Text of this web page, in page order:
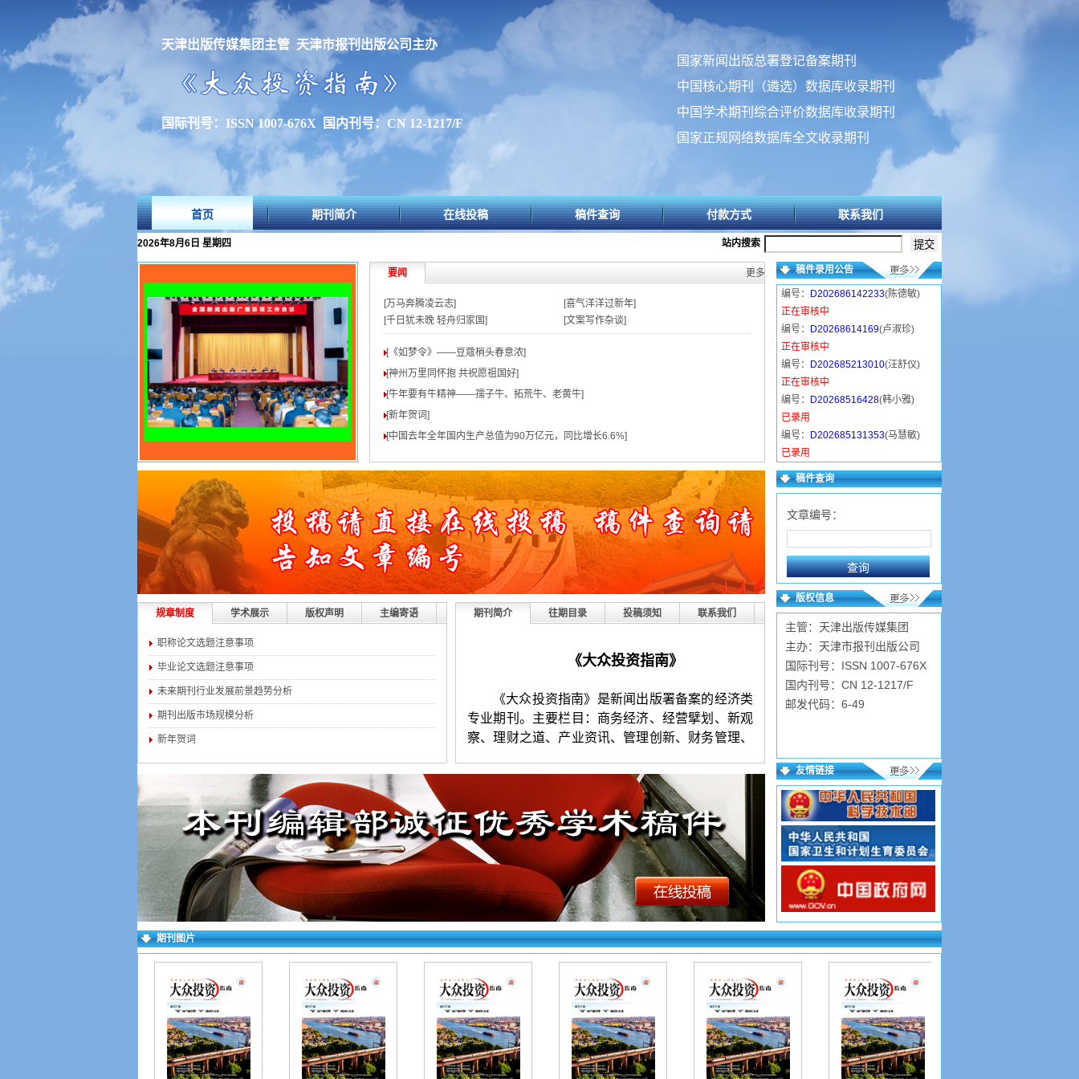
天津出版传媒集团主管 天津市报刊出版公司主办
国际刊号：ISSN 1007-676X 国内刊号：CN 12-1217/F
国家新闻出版总署登记备案期刊
中国核心期刊（遴选）数据库收录期刊
中国学术期刊综合评价数据库收录期刊
国家正规网络数据库全文收录期刊
首页 期刊简介 在线投稿 稿件查询 付款方式 联系我们
2026年8月6日 星期四 站内搜索
要闻 更多>>
[万马奔腾凌云志]
[喜气洋洋过新年]
[千日犹未晚 轻舟归家国]
[文案写作杂谈]
[《如梦令》——豆蔻梢头春意浓]
[神州万里同怀抱 共祝愿祖国好]
[牛年要有牛精神——孺子牛、拓荒牛、老黄牛]
[新年贺词]
[中国去年全年国内生产总值为90万亿元，同比增长6.6%]
稿件录用公告
编号： D202686142233(陈德敏)
正在审核中
编号：
D20268614169(卢淑珍)
正在审核中
编号：
D202685213010(汪舒仪)
正在审核中
编号：
D20268516428(韩小雅)
已录用
编号：
D202685131353(马慧敏)
已录用
编号：D202684153942(卫东丽)
正在审核中
已录用
已录用
编号：D2026839519(张广华)
已录用
编号：D2026839955(程凤兰)
已录用
稿件查询
文章编号：
规章制度 学术展示 版权声明 主编寄语
职称论文选题注意事项
毕业论文选题注意事项
未来期刊行业发展前景趋势分析
期刊出版市场规模分析
新年贺词
期刊简介 往期目录 投稿须知 联系我们
《大众投资指南》
《大众投资指南》是新闻出版署备案的经济类
专业期刊。主要栏目：商务经济、经营擘划、新观
察、理财之道、产业资讯、管理创新、财务管理、
《大众投资指南》投稿须知：
1.投稿要求：观点新颖，层次清楚，语言简
练。字数以5600-8000字符（4版起发）为宜。署名
不超过3人。第一作者附简介（性别、出生年月、
民族、籍贯、学历、职称、研究方向等）。来稿保
证原创，严禁一稿多投。编辑部有权对录用稿件进
行必要的修删。
2.投稿方法：网站首页点击“在线投稿”，逐项
填写（作者姓名只写第一作者），上传word格式文
档。投好在右上角查询，看到名字和编号为成功；
字以内）。初审录用稿件，加对接编辑Q时，验证
请填写第一作者姓名（以便查找）。
《大众投资指南》杂志【文章快速发表】投稿
网址如下：
版权信息
主管：天津出版传媒集团
主办：天津市报刊出版公司
国际刊号：ISSN 1007-676X
国内刊号：CN 12-1217/F
邮发代码：6-49
友情链接
期刊图片